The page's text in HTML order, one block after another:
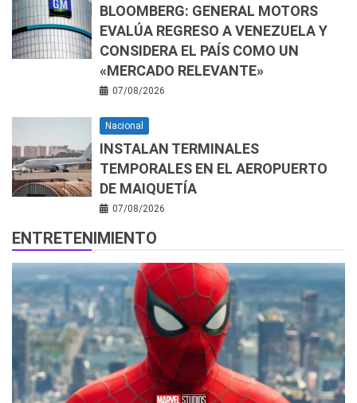
BLOOMBERG: GENERAL MOTORS
EVALÚA REGRESO A VENEZUELA Y
CONSIDERA EL PAÍS COMO UN
«MERCADO RELEVANTE»
07/08/2026
Nacional
INSTALAN TERMINALES
TEMPORALES EN EL AEROPUERTO
DE MAIQUETÍA
07/08/2026
ENTRETENIMIENTO